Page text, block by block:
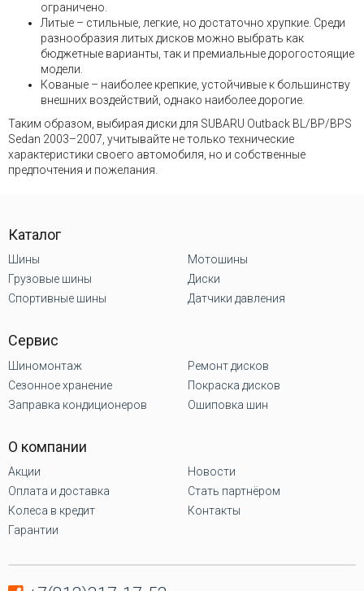
ограничено.
Литые – стильные, легкие, но достаточно хрупкие. Среди
разнообразия литых дисков можно выбрать как
бюджетные варианты, так и премиальные дорогостоящие
модели.
Кованые – наиболее крепкие, устойчивые к большинству
внешних воздействий, однако наиболее дорогие.
Таким образом, выбирая диски для SUBARU Outback BL/BP/BPS
Sedan 2003–2007, учитывайте не только технические
характеристики своего автомобиля, но и собственные
предпочтения и пожелания.
Каталог
Шины
Грузовые шины
Спортивные шины
Мотошины
Диски
Датчики давления
Сервис
Шиномонтаж
Сезонное хранение
Заправка кондиционеров
Ремонт дисков
Покраска дисков
Ошиповка шин
О компании
Акции
Оплата и доставка
Колеса в кредит
Гарантии
Новости
Стать партнёром
Контакты